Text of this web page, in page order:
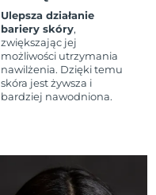
Ulepsza działanie
bariery skóry,
zwiększając jej
możliwości utrzymania
nawilżenia. Dzięki temu
skóra jest żywsza i
bardziej nawodniona.
Oczekiwany czas dostawy
Oczekiwany czas dostawy
8/10/26
Oczekiwany czas dostawy
8/13/26